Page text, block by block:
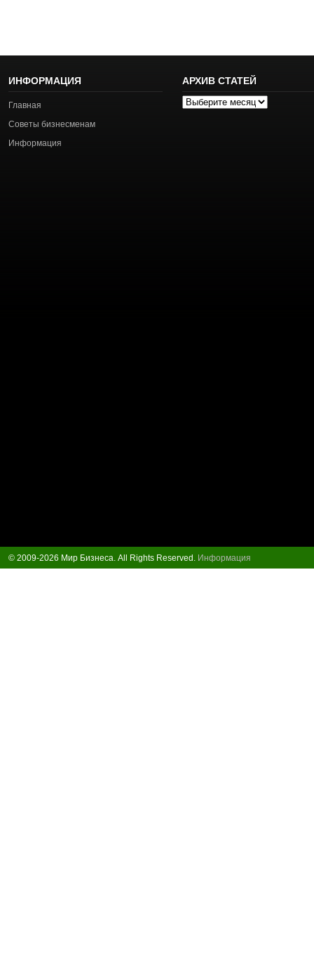
ИНФОРМАЦИЯ
Главная
Советы бизнесменам
Информация
АРХИВ СТАТЕЙ
Архив
© 2009-2026 Мир Бизнеса. All Rights Reserved. Информация